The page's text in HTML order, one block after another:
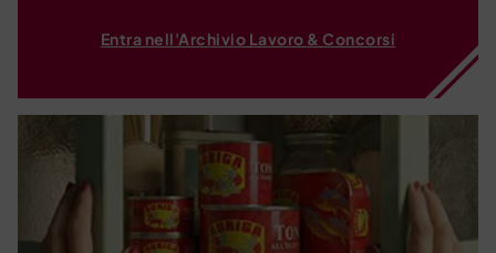
Entra nell'Archivio Lavoro & Concorsi